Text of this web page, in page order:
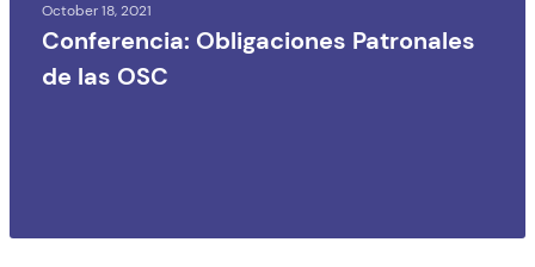
October 18, 2021
Conferencia: Obligaciones Patronales
de las OSC